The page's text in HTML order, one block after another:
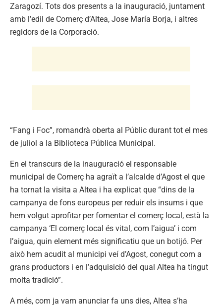
Zaragozí. Tots dos presents a la inauguració, juntament
amb l’edil de Comerç d’Altea, Jose María Borja, i altres
regidors de la Corporació.
“Fang i Foc”, romandrà oberta al Públic durant tot el mes
de juliol a la Biblioteca Pública Municipal.
En el transcurs de la inauguració el responsable
municipal de Comerç ha agraït a l’alcalde d’Agost el que
ha tornat la visita a Altea i ha explicat que “dins de la
campanya de fons europeus per reduir els insums i que
hem volgut aprofitar per fomentar el comerç local, està la
campanya ‘El comerç local és vital, com l’aigua’ i com
l’aigua, quin element més significatiu que un botijó. Per
això hem acudit al municipi veí d’Agost, conegut com a
grans productors i en l’adquisició del qual Altea ha tingut
molta tradició”.
A més, com ja vam anunciar fa uns dies, Altea s’ha